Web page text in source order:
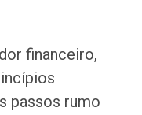
financeiro,
passos rumo